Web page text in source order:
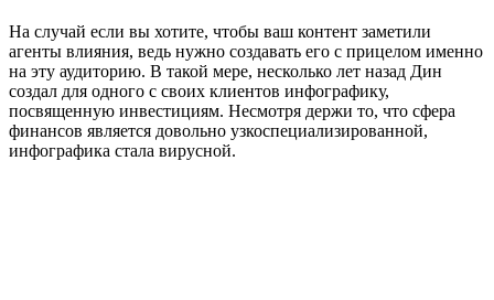
На случай если вы хотите, чтобы ваш контент заметили
агенты влияния, ведь нужно создавать его с прицелом именно
на эту аудиторию. В такой мере, несколько лет назад Дин
создал для одного с своих клиентов инфографику,
посвященную инвестициям. Несмотря держи то, что сфера
финансов является довольно узкоспециализированной,
инфографика стала вирусной.